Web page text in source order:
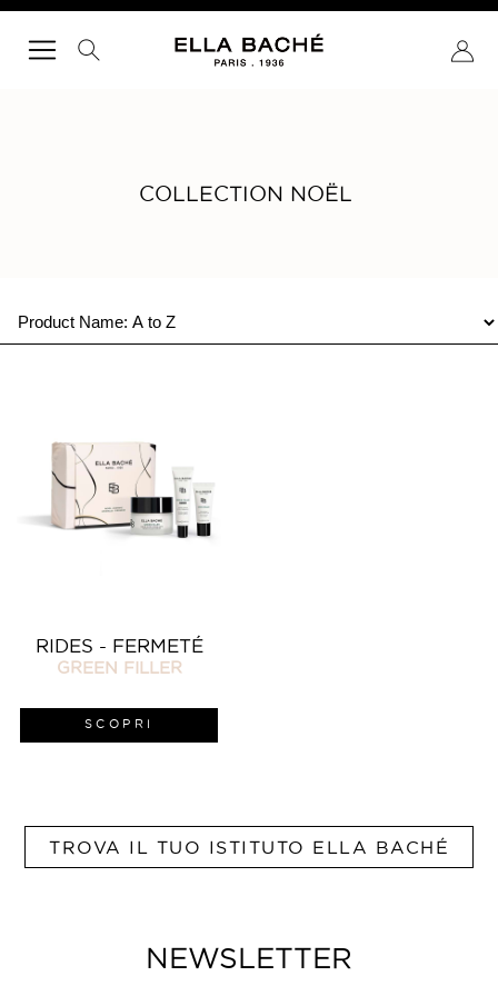
COLLECTION NOËL
RIDES - FERMETÉ
GREEN FILLER
SCOPRI
TROVA IL TUO ISTITUTO ELLA BACHÉ
NEWSLETTER